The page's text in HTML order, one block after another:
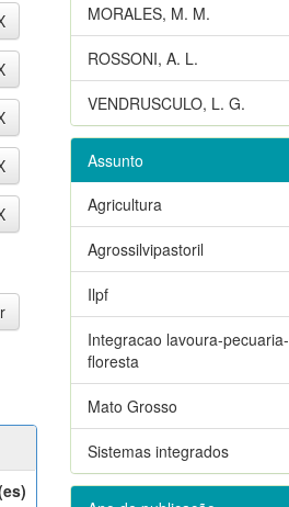
MORALES, M. M.
ROSSONI, A. L.
VENDRUSCULO, L. G.
Assunto
Agricultura
Agrossilvipastoril
Ilpf
Integracao lavoura-pecuaria-
floresta
Mato Grosso
Sistemas integrados